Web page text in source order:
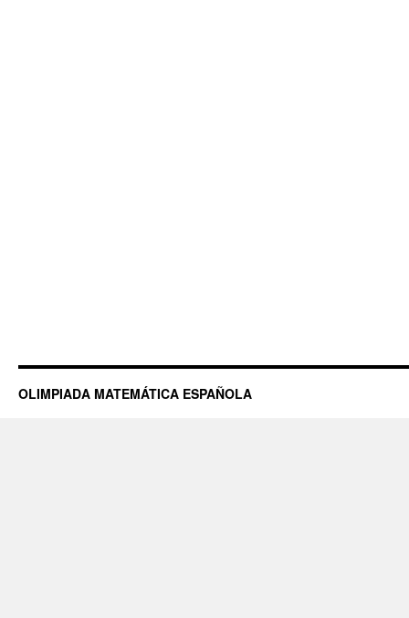
OLIMPIADA MATEMÁTICA ESPAÑOLA